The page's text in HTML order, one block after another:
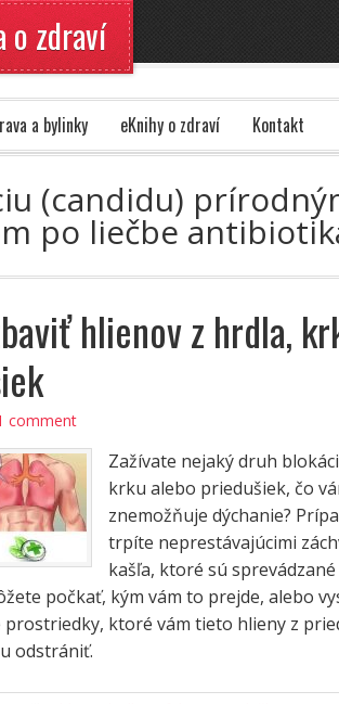
o zdraví
a bylinky eKnihy o zdraví Kontakt
(candidu)
po liečbe
hlienov z hrdla,
comment
Zažívate nejaký druh
krku alebo priedušiek, čo
znemožňuje dýchanie?
trpíte neprestávajúcimi
kašľa, ktoré sú
počkať, kým vám to prejde, alebo
ktoré vám tieto hlieny z
odstrániť.